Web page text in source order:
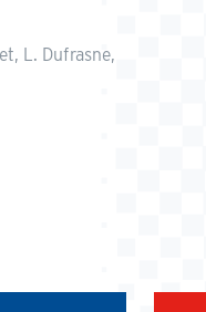
L. Dufrasne,